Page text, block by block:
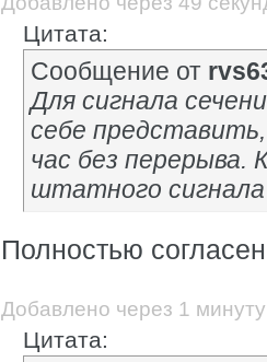
Цитата:
Сообщение от
Для сигнала
себе
час без перерыва.
штатного сигнала
Полностью
Добавлено через 1 минуту
Цитата: